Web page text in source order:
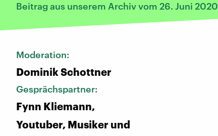
Beitrag aus unserem Archiv vom 26. Juni 2020
Moderation:
Dominik Schottner
Gesprächspartner:
Fynn Kliemann,
Youtuber, Musiker und